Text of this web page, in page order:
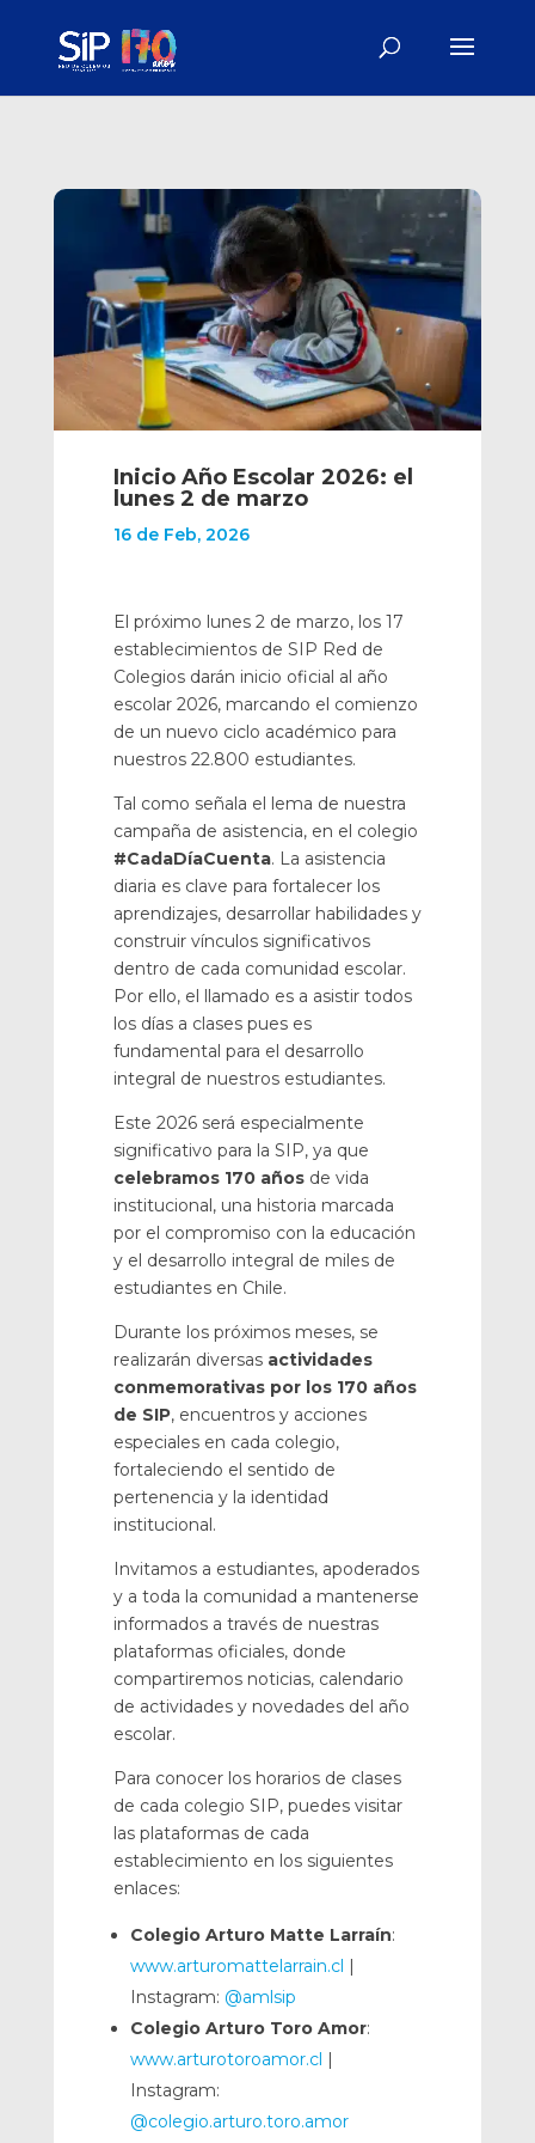
Inicio Año Escolar 2026: el
lunes 2 de marzo
16 de Feb, 2026
El próximo lunes 2 de marzo, los 17
establecimientos de SIP Red de
Colegios darán inicio oficial al año
escolar 2026, marcando el comienzo
de un nuevo ciclo académico para
nuestros 22.800 estudiantes.
Tal como señala el lema de nuestra
campaña de asistencia, en el colegio
#CadaDíaCuenta. La asistencia
diaria es clave para fortalecer los
aprendizajes, desarrollar habilidades y
construir vínculos significativos
dentro de cada comunidad escolar.
Por ello, el llamado es a asistir todos
los días a clases pues es
fundamental para el desarrollo
integral de nuestros estudiantes.
Este 2026 será especialmente
significativo para la SIP, ya que
celebramos 170 años de vida
institucional, una historia marcada
por el compromiso con la educación
y el desarrollo integral de miles de
estudiantes en Chile.
Durante los próximos meses, se
realizarán diversas actividades
conmemorativas por los 170 años
de SIP, encuentros y acciones
especiales en cada colegio,
fortaleciendo el sentido de
pertenencia y la identidad
institucional.
Invitamos a estudiantes, apoderados
y a toda la comunidad a mantenerse
informados a través de nuestras
plataformas oficiales, donde
compartiremos noticias, calendario
de actividades y novedades del año
escolar.
Para conocer los horarios de clases
de cada colegio SIP, puedes visitar
las plataformas de cada
establecimiento en los siguientes
enlaces:
Colegio Arturo Matte Larraín:
www.arturomattelarrain.cl |
Instagram: @amlsip
Colegio Arturo Toro Amor:
www.arturotoroamor.cl |
Instagram:
@colegio.arturo.toro.amor